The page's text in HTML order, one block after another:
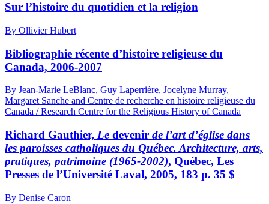
Sur l’histoire du quotidien et la religion
By Ollivier Hubert
Bibliographie récente d’histoire religieuse du
Canada, 2006-2007
By Jean-Marie LeBlanc, Guy Laperrière, Jocelyne Murray,
Margaret Sanche and Centre de recherche en histoire religieuse du
Canada / Research Centre for the Religious History of Canada
Richard Gauthier, Le devenir de l’art d’église dans
les paroisses catholiques du Québec. Architecture, arts,
pratiques, patrimoine (1965-2002), Québec, Les
Presses de l’Université Laval, 2005, 183 p. 35 $
By Denise Caron